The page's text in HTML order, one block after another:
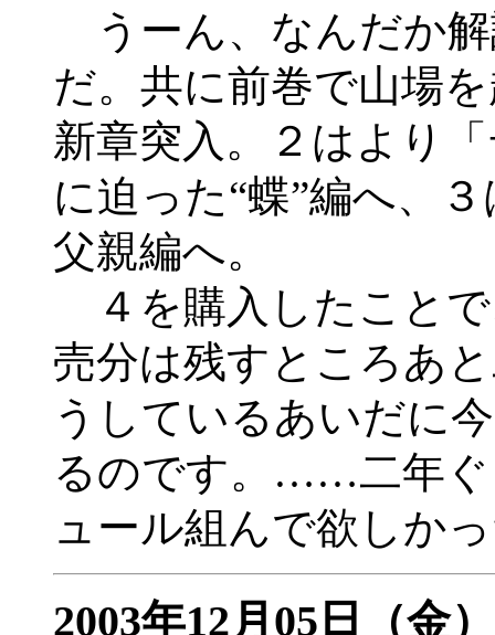
うーん、なんだか
だ。共に前巻で山場
新章突入。２はより
に迫った“蝶”編へ、
父親編へ。
４を購入したことで
売分は残すところあ
うしているあいだに
るのです。……二年ぐ
ュール組んで欲しか
2003年12月05日（金）